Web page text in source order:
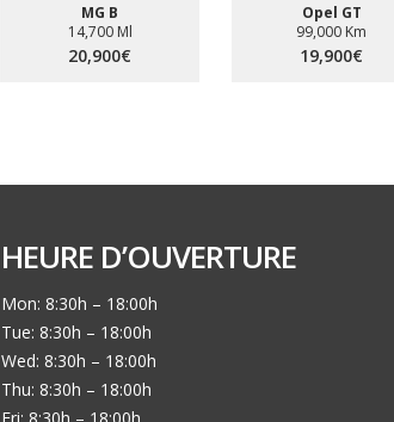
MG B
14,700 Ml
20,900€
Opel GT
99,000 Km
19,900€
HEURE D’OUVERTURE
Mon: 8:30h – 18:00h
Tue: 8:30h – 18:00h
Wed: 8:30h – 18:00h
Thu: 8:30h – 18:00h